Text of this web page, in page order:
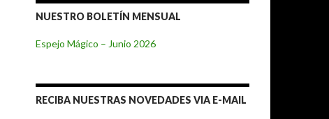
NUESTRO BOLETÍN MENSUAL
Espejo Mágico – Junio 2026
RECIBA NUESTRAS NOVEDADES VIA E-MAIL